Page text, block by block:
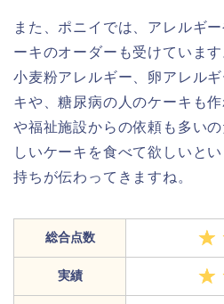
また、ポニイでは、アレルギ
ーキのオーダーも受けていま
小麦粉アレルギー、卵アレル
キや、糖尿病の人のケーキも
や福祉施設からの依頼も多い
しいケーキを食べて欲しいと
持ちが伝わってきますね。
総合点数
実績